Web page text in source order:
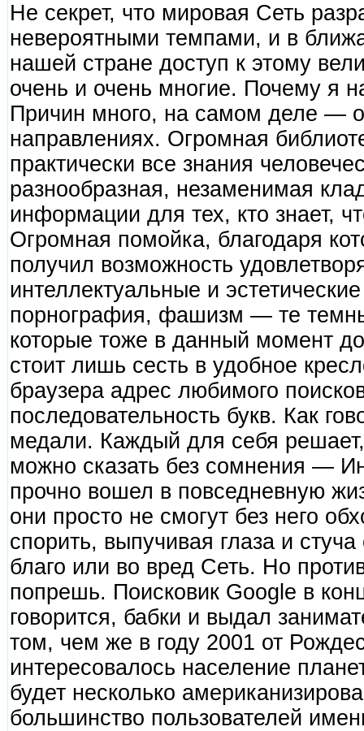
Не секрет, что мировая Сеть
невероятными темпами, и в
нашей стране доступ к этому
очень и очень многие. Почему я
Причин много, на самом деле —
направлениях. Огромная
практически все знания
разнообразная, незаменимая
информации для тех, кто знает,
Огромная помойка, благодаря
получил возможность
интеллектуальные и
порнография, фашизм — те
которые тоже в данный момент
стоит лишь сесть в удобное
браузера адрес любимого
последовательность букв. Как
медали. Каждый для себя
можно сказать без сомнения —
прочно вошел в повседневную
они просто не смогут без него
спорить, выпучивая глаза и
благо или во вред Сеть. Но
попрешь. Поисковик Google в
говорится, бабки и выдал
том, чем же в году 2001 от
интересовалось население
будет несколько
большинство пользователей